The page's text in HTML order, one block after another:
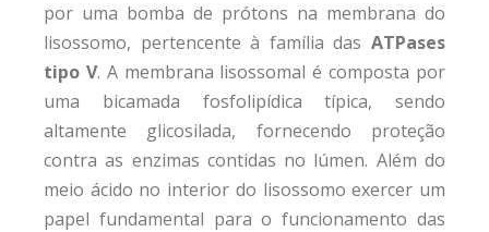
por uma bomba de prótons na membrana do
lisossomo, pertencente à família das ATPases
tipo V. A membrana lisossomal é composta por
uma bicamada fosfolipídica típica, sendo
altamente glicosilada, fornecendo proteção
contra as enzimas contidas no lúmen. Além do
meio ácido no interior do lisossomo exercer um
papel fundamental para o funcionamento das